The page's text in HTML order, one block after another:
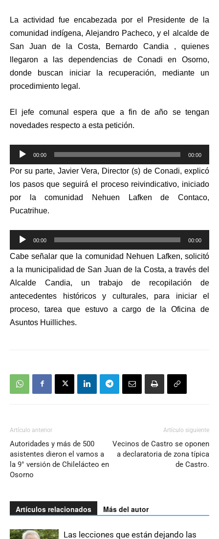
La actividad fue encabezada por el Presidente de la
comunidad indígena, Alejandro Pacheco, y el alcalde de
San Juan de la Costa, Bernardo Candia , quienes
llegaron a las dependencias de Conadi en Osorno,
donde buscan iniciar la recuperación, mediante un
procedimiento legal.
El jefe comunal espera que a fin de año se tengan
novedades respecto a esta petición.
Reproductor
de
audio
00:00 00:00
Por su parte, Javier Vera, Director (s) de Conadi, explicó
los pasos que seguirá el proceso reivindicativo, iniciado
por la comunidad Nehuen Lafken de Contaco,
Pucatrihue.
Reproductor
de
audio
00:00 00:00
Cabe señalar que la comunidad Nehuen Lafken, solicitó
a la municipalidad de San Juan de la Costa, a través del
Alcalde Candia, un trabajo de recopilación de
antecedentes históricos y culturales, para iniciar el
proceso, tarea que estuvo a cargo de la Oficina de
Asuntos Huilliches.
Artículo anterior
Autoridades y más de 500
asistentes dieron el vamos a
la 9° versión de Chilelácteo en
Osorno
Artículo siguiente
Vecinos de Castro se oponen
a declaratoria de zona típica
de Castro.
Artículos relacionados Más del autor
Las lecciones que están dejando las